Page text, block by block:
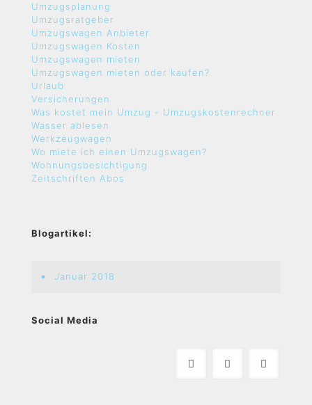
Umzugsplanung
Umzugsratgeber
Umzugswagen Anbieter
Umzugswagen Kosten
Umzugswagen mieten
Umzugswagen mieten oder kaufen?
Urlaub
Versicherungen
Was kostet mein Umzug - Umzugskostenrechner
Wasser ablesen
Werkzeugwagen
Wo miete ich einen Umzugswagen?
Wohnungsbesichtigung
Zeitschriften Abos
Blogartikel:
Januar 2018
Social Media